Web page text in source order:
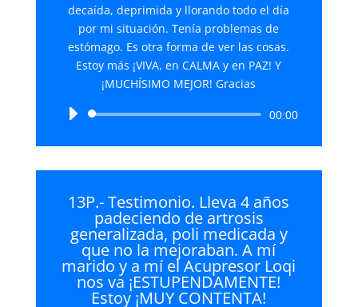
decaída, deprimida y llorando todo el día
por mi situación. Tenía problemas de
estómago. Es otra forma de ver las cosas.
Estoy más ¡VIVA, en CALMA y en PAZ! Y
¡MUCHÍSIMO MEJOR! Gracias
Reproductor
audio
00:00
13P.- Testimonio. Lleva 4 años
padeciendo de artrosis
generalizada, poli medicada y
que no la mejoraban. A mí
marido y a mí el Acupresor Loqi
nos va ¡ESTUPENDAMENTE!
Estoy ¡MUY CONTENTA!